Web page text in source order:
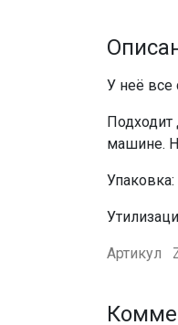
У неё все
машине.
Артикул